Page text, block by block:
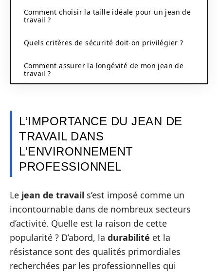
Comment choisir la taille idéale pour un jean de
travail ?
Quels critères de sécurité doit-on privilégier ?
Comment assurer la longévité de mon jean de
travail ?
L’IMPORTANCE DU JEAN DE
TRAVAIL DANS
L’ENVIRONNEMENT
PROFESSIONNEL
Le jean de travail s’est imposé comme un
incontournable dans de nombreux secteurs
d’activité. Quelle est la raison de cette
popularité ? D’abord, la durabilité et la
résistance sont des qualités primordiales
recherchées par les professionnelles qui